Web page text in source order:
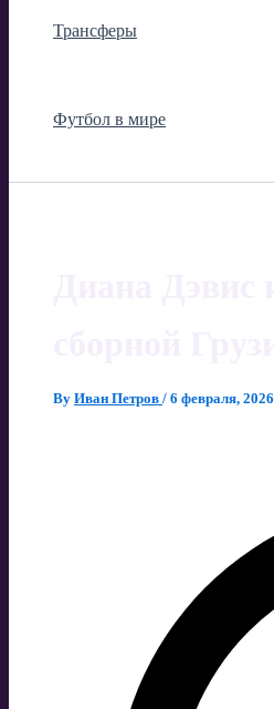
Трансферы
Футбол в мире
By Иван Петров / 6 февраля, 2026